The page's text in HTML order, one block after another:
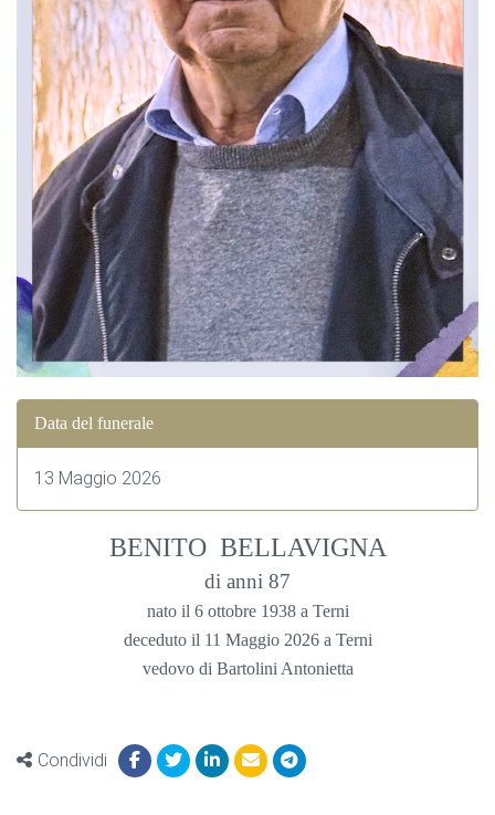
Data del funerale
13 Maggio 2026
BENITO BELLAVIGNA
di anni 87
nato il 6 ottobre 1938 a Terni
deceduto il 11 Maggio 2026 a Terni
vedovo di Bartolini Antonietta
Condividi